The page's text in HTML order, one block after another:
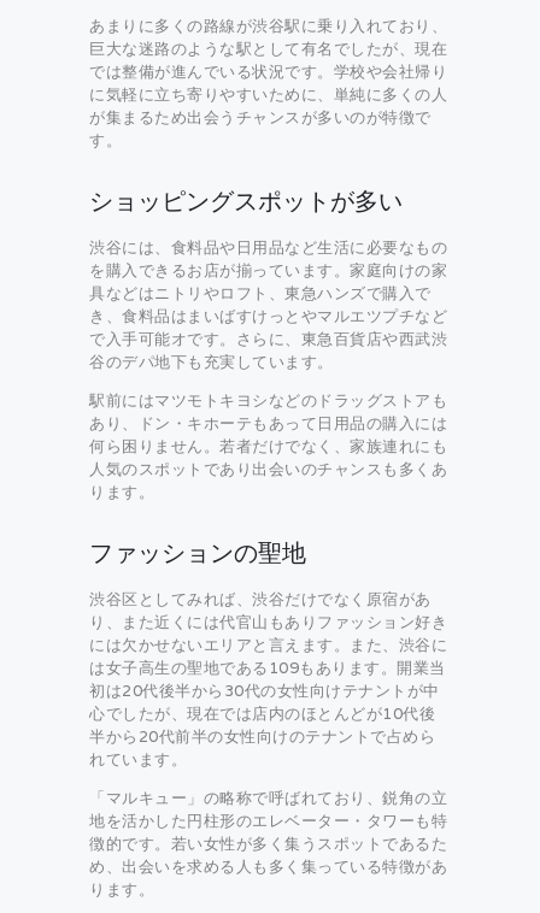
あまりに多くの路線が渋谷駅に乗り入れており、
巨大な迷路のような駅として有名でしたが、現在
では整備が進んでいる状況です。学校や会社帰り
に気軽に立ち寄りやすいために、単純に多くの人
が集まるため出会うチャンスが多いのが特徴で
す。
ショッピングスポットが多い
渋谷には、食料品や日用品など生活に必要なもの
を購入できるお店が揃っています。家庭向けの家
具などはニトリやロフト、東急ハンズで購入で
き、食料品はまいばすけっとやマルエツプチなど
で入手可能オです。さらに、東急百貨店や西武渋
谷のデパ地下も充実しています。
駅前にはマツモトキヨシなどのドラッグストアも
あり、ドン・キホーテもあって日用品の購入には
何ら困りません。若者だけでなく、家族連れにも
人気のスポットであり出会いのチャンスも多くあ
ります。
ファッションの聖地
渋谷区としてみれば、渋谷だけでなく原宿があ
り、また近くには代官山もありファッション好き
には欠かせないエリアと言えます。また、渋谷に
は女子高生の聖地である109もあります。開業当
初は20代後半から30代の女性向けテナントが中
心でしたが、現在では店内のほとんどが10代後
半から20代前半の女性向けのテナントで占めら
れています。
「マルキュー」の略称で呼ばれており、鋭角の立
地を活かした円柱形のエレベーター・タワーも特
徴的です。若い女性が多く集うスポットであるた
め、出会いを求める人も多く集っている特徴があ
ります。